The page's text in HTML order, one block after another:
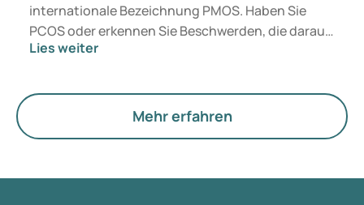
internationale Bezeichnung PMOS. Haben Sie
PCOS oder erkennen Sie Beschwerden, die darauf
hindeuten könnten? Medizinisch ändert sich
mehr Gewicht auf Hormone, den Stoffwechsel und
die Funktion der Eierstöcke.
Lies weiter
Mehr erfahren